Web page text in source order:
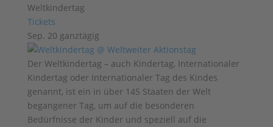
Weltkindertag
Tickets
Sep. 20 ganztägig
Der Weltkindertag – auch Kindertag, Internationaler
Kindertag oder Internationaler Tag des Kindes
genannt, ist ein in über 145 Staaten der Welt
begangener Tag, um auf die besonderen
Bedürfnisse der Kinder und speziell auf die